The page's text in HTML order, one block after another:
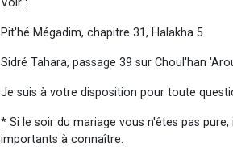
Pit'hé Mégadim, chapitre 31, Halakha 5.
Sidré Tahara, passage 39 sur Choul'han
Je suis à votre disposition pour toute
* Si le soir du mariage vous n'êtes pas
importants à connaître.